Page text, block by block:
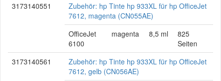
3173140551
Zubehör: hp Tinte hp 933XL für hp OfficeJet
7612, magenta (CN055AE)
OfficeJet
6100
magenta 8,5 ml
825
Seiten
3173140561
Zubehör: hp Tinte hp 933XL für hp OfficeJet
7612, gelb (CN056AE)